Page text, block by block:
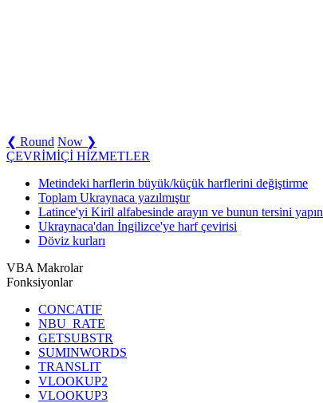
❮ Round Now ❯
ÇEVRİMİÇİ HİZMETLER
Metindeki harflerin büyük/küçük harflerini değiştirme
Toplam Ukraynaca yazılmıştır
Latince'yi Kiril alfabesinde arayın ve bunun tersini yapın
Ukraynaca'dan İngilizce'ye harf çevirisi
Döviz kurları
VBA Makrolar
Fonksiyonlar
CONCATIF
NBU_RATE
GETSUBSTR
SUMINWORDS
TRANSLIT
VLOOKUP2
VLOOKUP3